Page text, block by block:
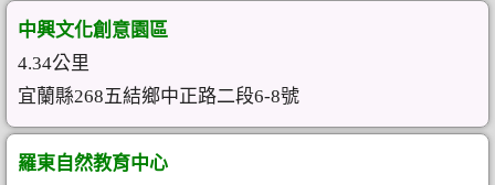
中興文化創意園區
4.34公里
宜蘭縣268五結鄉中正路二段6-8號
羅東自然教育中心